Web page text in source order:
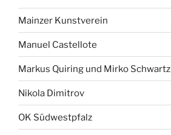
Mainzer Kunstverein
Manuel Castellote
Markus Quiring und Mirko Schwartz
Nikola Dimitrov
OK Südwestpfalz